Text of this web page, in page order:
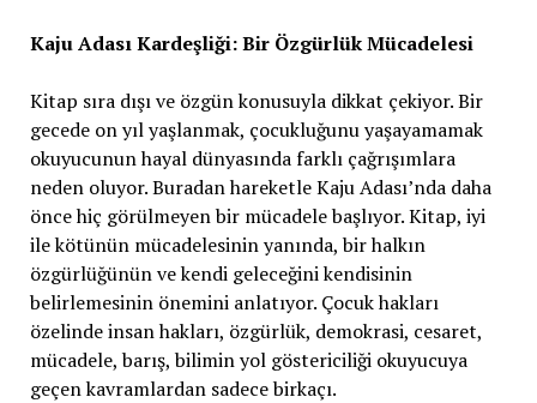
Kaju Adası Kardeşliği: Bir Özgürlük Mücadelesi
Kitap sıra dışı ve özgün konusuyla dikkat çekiyor. Bir
gecede on yıl yaşlanmak, çocukluğunu yaşayamamak
okuyucunun hayal dünyasında farklı çağrışımlara
neden oluyor. Buradan hareketle Kaju Adası’nda daha
önce hiç görülmeyen bir mücadele başlıyor. Kitap, iyi
ile kötünün mücadelesinin yanında, bir halkın
özgürlüğünün ve kendi geleceğini kendisinin
belirlemesinin önemini anlatıyor. Çocuk hakları
özelinde insan hakları, özgürlük, demokrasi, cesaret,
mücadele, barış, bilimin yol göstericiliği okuyucuya
geçen kavramlardan sadece birkaçı.